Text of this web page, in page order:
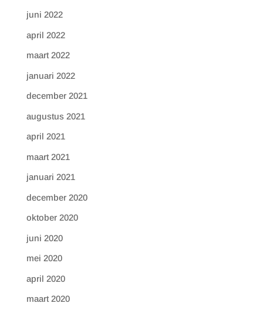
juni 2022
april 2022
maart 2022
januari 2022
december 2021
augustus 2021
april 2021
maart 2021
januari 2021
december 2020
oktober 2020
juni 2020
mei 2020
april 2020
maart 2020